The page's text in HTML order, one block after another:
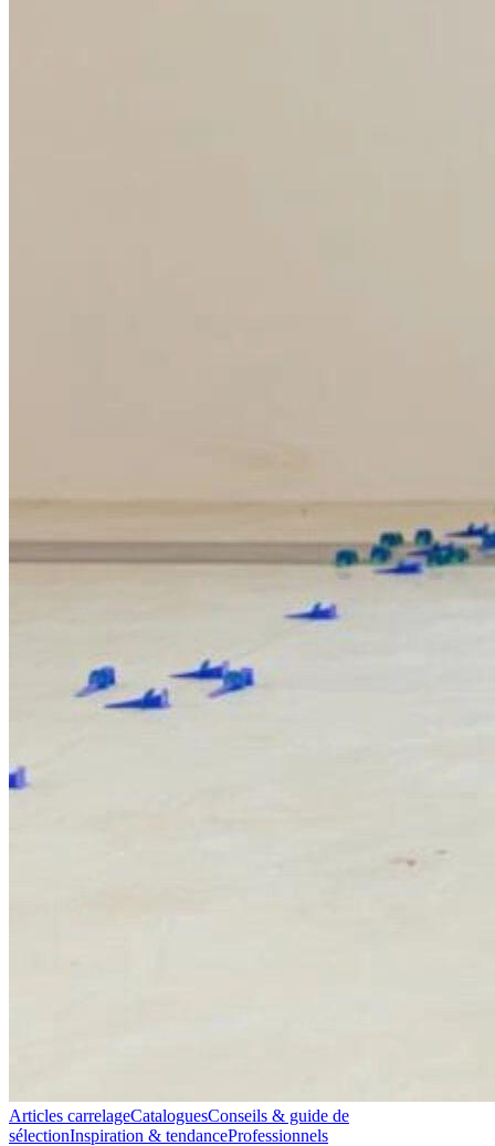
Articles carrelageCataloguesConseils & guide de
sélectionInspiration & tendanceProfessionnels